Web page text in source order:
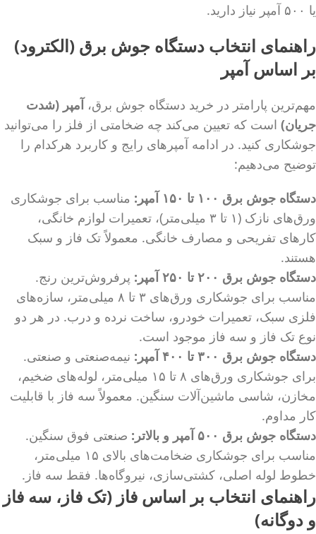
یا ۵۰۰ آمپر نیاز دارید.
راهنمای انتخاب دستگاه جوش برق (الکترود)
بر اساس آمپر
مهم‌ترین پارامتر در خرید دستگاه جوش برق،آمپر (شدت
جریان) است که تعیین می‌کند چه ضخامتی از فلز را می‌توانید
جوشکاری کنید. در ادامه آمپرهای رایج و کاربرد هرکدام را
توضیح می‌دهیم:
دستگاه جوش برق ۱۰۰ تا ۱۵۰ آمپر:
مناسب برای جوشکاری
ورق‌های نازک (۱ تا ۳ میلی‌متر)، تعمیرات لوازم خانگی،
کارهای تفریحی و مصارف خانگی. معمولاً تک فاز و سبک
هستند.
دستگاه جوش برق ۲۰۰ تا ۲۵۰ آمپر:
پرفروش‌ترین رنج.
مناسب برای جوشکاری ورق‌های ۳ تا ۸ میلی‌متر، سازه‌های
فلزی سبک، تعمیرات خودرو، ساخت نرده و درب. در هر دو
نوع تک فاز و سه فاز موجود است.
دستگاه جوش برق ۳۰۰ تا ۴۰۰ آمپر:
نیمه‌صنعتی و صنعتی.
برای جوشکاری ورق‌های ۸ تا ۱۵ میلی‌متر، لوله‌های ضخیم،
مخازن، شاسی ماشین‌آلات سنگین. معمولاً سه فاز با قابلیت
کار مداوم.
دستگاه جوش برق ۵۰۰ آمپر و بالاتر:
صنعتی فوق سنگین.
مناسب برای جوشکاری ضخامت‌های بالای ۱۵ میلی‌متر،
خطوط لوله اصلی، کشتی‌سازی، نیروگاه‌ها. فقط سه فاز.
راهنمای انتخاب بر اساس فاز (تک فاز، سه فاز
و دوگانه)